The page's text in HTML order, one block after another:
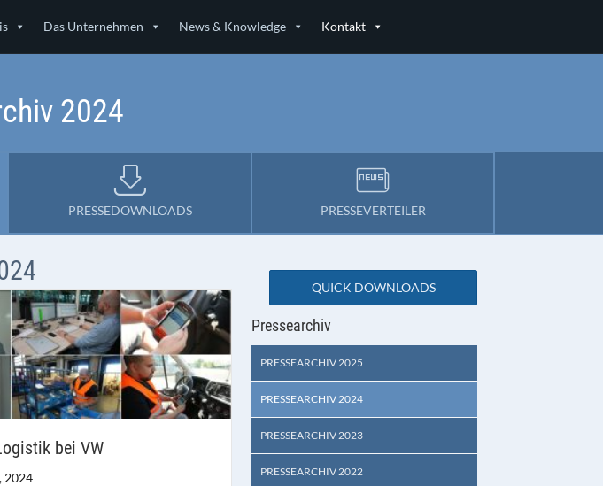
Das Unternehmen News & Knowledge Kontakt
2024
PRESSEDOWNLOADS PRESSEVERTEILER
bei VW
2024
QUICK DOWNLOADS
Pressearchiv
PRESSEARCHIV 2025
PRESSEARCHIV 2024
PRESSEARCHIV 2023
PRESSEARCHIV 2022